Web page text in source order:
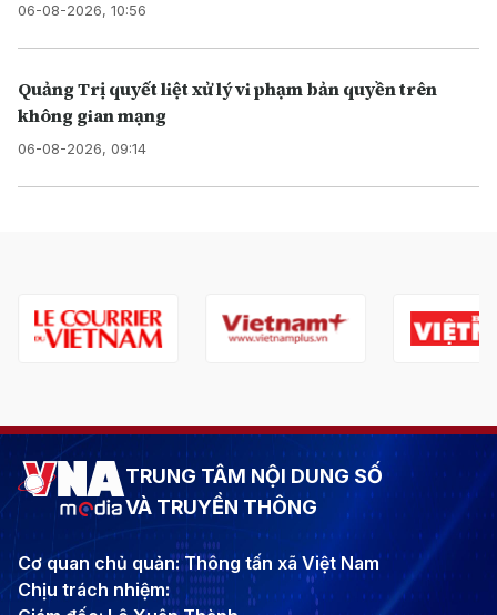
06-08-2026, 10:56
Quảng Trị quyết liệt xử lý vi phạm bản quyền trên
không gian mạng
06-08-2026, 09:14
TRUNG TÂM NỘI DUNG SỐ
VÀ TRUYỀN THÔNG
Cơ quan chủ quản: Thông tấn xã Việt Nam
Chịu trách nhiệm: